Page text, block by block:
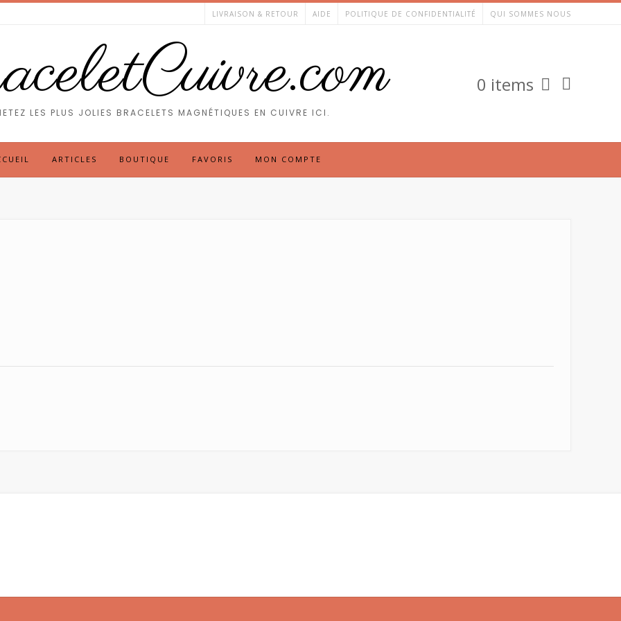
LIVRAISON & RETOUR AIDE POLITIQUE DE CONFIDENTIALITÉ QUI SOMMES NOUS
LES PLUS JOLIES BRACELETS MAGNÉTIQUES EN CUIVRE ICI.
0 items
ARTICLES BOUTIQUE FAVORIS MON COMPTE